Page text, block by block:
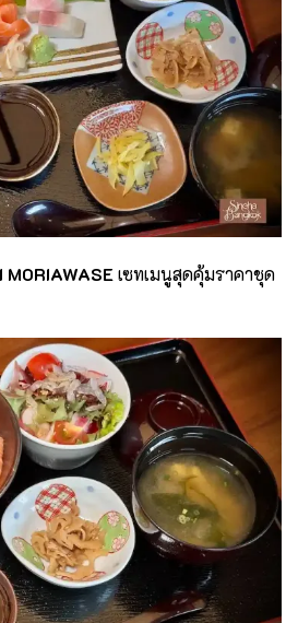
MORIAWASE เซทเมนูสุดคุ้มราคาชุด